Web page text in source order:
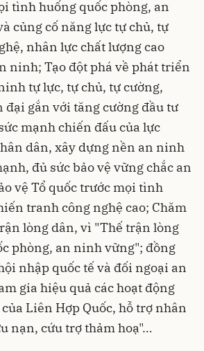
tình huống quốc phòng, an
củng cố năng lực tự chủ, tự
nhân lực chất lượng cao
ninh; Tạo đột phá về phát triển
tự lực, tự chủ, tự cường,
gắn với tăng cường đầu tư
mạnh chiến đấu của lực
dân, xây dựng nền an ninh
đủ sức bảo vệ vững chắc an
vệ Tổ quốc trước mọi tình
tranh công nghệ cao; Chăm
lòng dân, vì "Thế trận lòng
phòng, an ninh vững"; đồng
nhập quốc tế và đối ngoại an
gia hiệu quả các hoạt động
Liên Hợp Quốc, hỗ trợ nhân
nạn, cứu trợ thảm hoạ"…